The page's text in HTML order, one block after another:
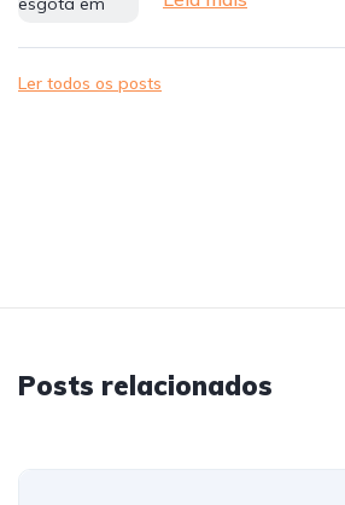
Ler todos os posts
Posts relacionados